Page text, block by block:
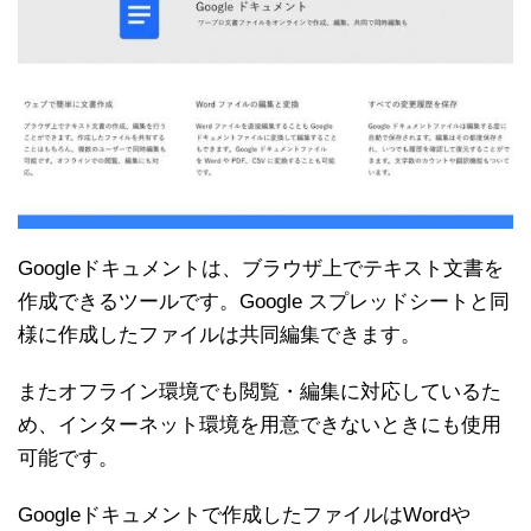
Googleドキュメントは、ブラウザ上でテキスト文書を
作成できるツールです。Google スプレッドシートと同
様に作成したファイルは共同編集できます。
またオフライン環境でも閲覧・編集に対応しているた
め、インターネット環境を用意できないときにも使用
可能です。
Googleドキュメントで作成したファイルはWordや